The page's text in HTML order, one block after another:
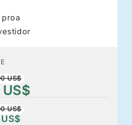
US$
US$